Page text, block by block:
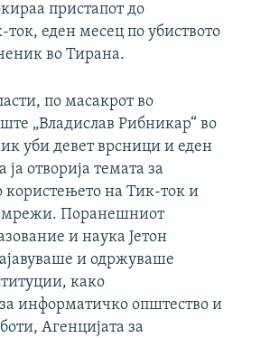
пристапот до
еден месец по убиството
во Тирана.
по масакрот во
„Владислав Рибникар“ во
уби девет врсници и еден
ја отворија темата за
користењето на Тик-ток и
мрежи. Поранешниот
и наука Јетон
и одржуваше
како
информатичко општество и
Агенцијата за